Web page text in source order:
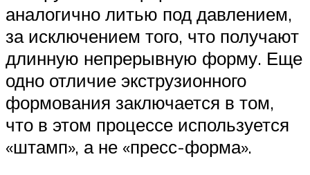
аналогично литью под давлением,
за исключением того, что получают
длинную непрерывную форму. Еще
одно отличие экструзионного
формования заключается в том,
что в этом процессе используется
«штамп», а не «пресс-форма».